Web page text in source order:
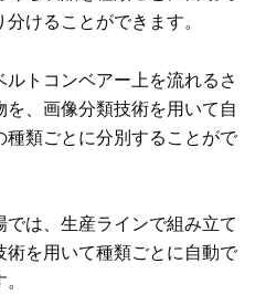
けることができます。
トコンベアー上を流れるさ
、画像分類技術を用いて自
類ごとに分別することがで
は、生産ラインで組み立て
術を用いて種類ごとに自動で